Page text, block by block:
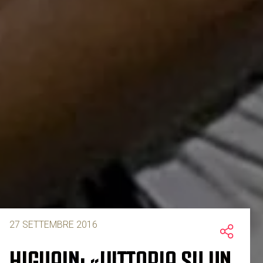
27 SETTEMBRE 2016